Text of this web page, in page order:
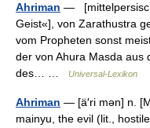
Ahriman —
Geist«], von Zarathustra
vom Propheten sonst
der von Ahura Masda aus
des… …
Universal-Lexikon
Ahriman — [ä′ri mən] n.
mainyu, the evil (lit.,